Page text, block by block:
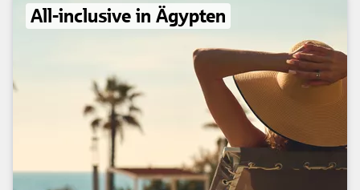
All-inclusive in Ägypten